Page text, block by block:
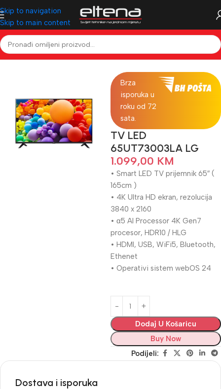
Skip to navigation
Skip to main content
Početna Televizori & Audio Televizori LED TV
Brza
isporuka u
roku od 72
sata.
TV LED
65UT73003LA LG
1.099,00 KM
• Smart LED TV prijemnik 65″ (
165cm )
• 4K Ultra HD ekran, rezolucija
3840 x 2160
• α5 AI Processor 4K Gen7
procesor, HDR10 / HLG
• HDMI, USB, WiFi5, Bluetooth,
Ethenet
• Operativi sistem webOS 24
Dodaj U Košaricu
Buy Now
Podijeli:
Dostava i isporuka